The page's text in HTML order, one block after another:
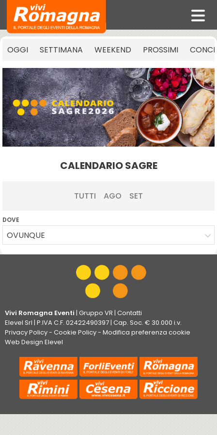
OGGI SETTIMANA WEEKEND PROSSIMI
CALENDARIO SAGRE
TUTTI AGO SET
DOVE
OVUNQUE
Vivi Romagna Eventi | Gruppo VR | Contatti
Elevel Srl | P.IVA C.F. 02422490397 | Cap. Soc. € 30.000 i.v.
Privacy Policy- Cookie Policy- Modifica preferenza cookie
Web Design Elevel